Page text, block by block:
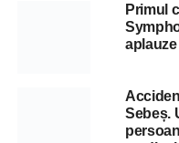
Primul
Sebeș.